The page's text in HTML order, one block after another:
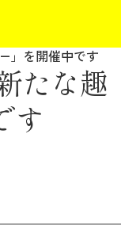
」を開催中です
たな趣
す